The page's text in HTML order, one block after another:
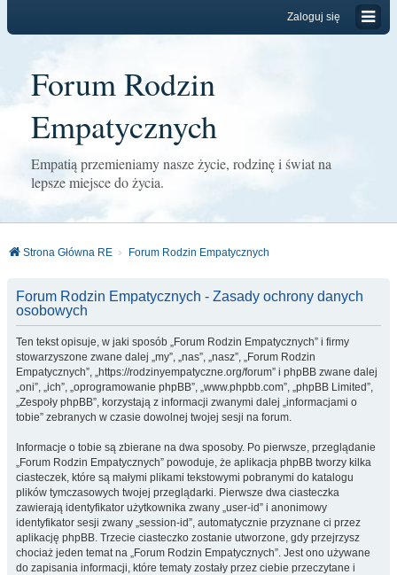
Zaloguj się
Forum Rodzin
Empatycznych
Empatią przemieniamy nasze życie, rodzinę i świat na
lepsze miejsce do życia.
Strona Główna RE Forum Rodzin Empatycznych
Forum Rodzin Empatycznych - Zasady ochrony danych
osobowych
Ten tekst opisuje, w jaki sposób „Forum Rodzin Empatycznych” i firmy
stowarzyszone zwane dalej „my”, „nas”, „nasz”, „Forum Rodzin
Empatycznych”, „https://rodzinyempatyczne.org/forum” i phpBB zwane dalej
„oni”, „ich”, „oprogramowanie phpBB”, „www.phpbb.com”, „phpBB Limited”,
„Zespoły phpBB”, korzystają z informacji zwanymi dalej „informacjami o
tobie” zebranych w czasie dowolnej twojej sesji na forum.
Informacje o tobie są zbierane na dwa sposoby. Po pierwsze, przeglądanie
„Forum Rodzin Empatycznych” powoduje, że aplikacja phpBB tworzy kilka
ciasteczek, które są małymi plikami tekstowymi pobranymi do katalogu
plików tymczasowych twojej przeglądarki. Pierwsze dwa ciasteczka
zawierają identyfikator użytkownika zwany „user-id” i anonimowy
identyfikator sesji zwany „session-id”, automatycznie przyznane ci przez
aplikację phpBB. Trzecie ciasteczko zostanie utworzone, gdy przejrzysz
chociaż jeden temat na „Forum Rodzin Empatycznych”. Jest ono używane
do zapisania informacji, które tematy zostały przez ciebie przeczytane i